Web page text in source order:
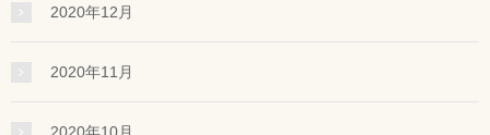
2020年12月
2020年11月